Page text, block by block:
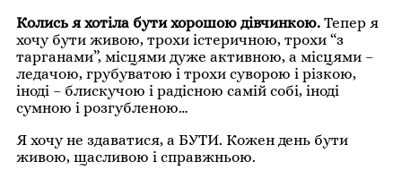
Колись я хотіла бути хорошою дівчинкою. Тепер я
хочу бути живою, трохи істеричною, трохи “з
тарганами”, місцями дуже активною, а місцями –
ледачою, грубуватою і трохи суворою і різкою,
іноді – блискучою і радісною самій собі, іноді
сумною і розгубленою…
Я хочу не здаватися, а БУТИ. Кожен день бути
живою, щасливою і справжньою.